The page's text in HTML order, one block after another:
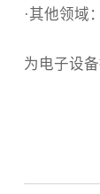
‌·其他领域‌
为电子设